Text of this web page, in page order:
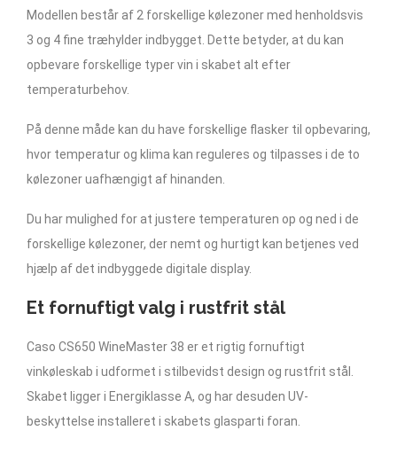
Modellen består af 2 forskellige kølezoner med henholdsvis
3 og 4 fine træhylder indbygget. Dette betyder, at du kan
opbevare forskellige typer vin i skabet alt efter
temperaturbehov.
På denne måde kan du have forskellige flasker til opbevaring,
hvor temperatur og klima kan reguleres og tilpasses i de to
kølezoner uafhængigt af hinanden.
Du har mulighed for at justere temperaturen op og ned i de
forskellige kølezoner, der nemt og hurtigt kan betjenes ved
hjælp af det indbyggede digitale display.
Et fornuftigt valg i rustfrit stål
Caso CS650 WineMaster 38 er et rigtig fornuftigt
vinkøleskab i udformet i stilbevidst design og rustfrit stål.
Skabet ligger i Energiklasse A, og har desuden UV-
beskyttelse installeret i skabets glasparti foran.